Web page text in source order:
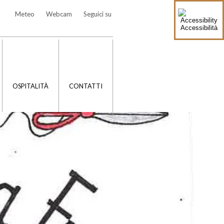
Accessibilità
Seguici su
Webcam
Meteo
OSPITALITÀ CONTATTI